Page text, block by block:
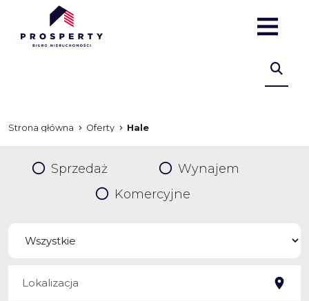
Strona główna Oferty Hale
Sprzedaż
Wynajem
Komercyjne